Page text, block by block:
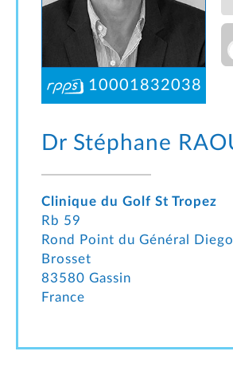
10001832038
Dr Stéphane
Clinique du Golf St Tropez
Rb 59
Rond Point du Général Diego
Brosset
83580 Gassin
France